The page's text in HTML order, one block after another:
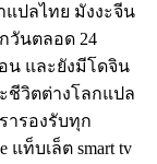
แปลไทย มังงะจีน
วันตลอด 24
น และยังมีโดจิน
ะชีวิตต่างโลกแปล
ารองรับทุก
ท็บเล็ต smart tv